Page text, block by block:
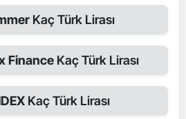
Kaç Türk Lirası
Finance Kaç Türk Lirası
Kaç Türk Lirası